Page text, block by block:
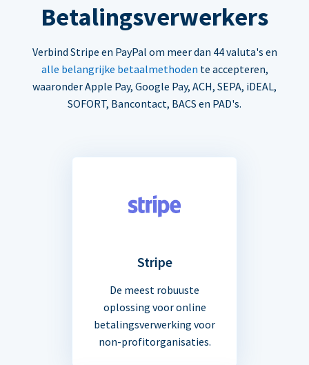
Betalingsverwerkers
Verbind Stripe en PayPal om meer dan 44 valuta's en
alle belangrijke betaalmethoden te accepteren,
waaronder Apple Pay, Google Pay, ACH, SEPA, iDEAL,
SOFORT, Bancontact, BACS en PAD's.
Stripe
De meest robuuste
oplossing voor online
betalingsverwerking voor
non-profitorganisaties.